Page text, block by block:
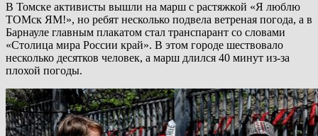
В Томске активисты вышли на марш с растяжкой «Я люблю
ТОМск ЯМ!», но ребят несколько подвела ветреная погода, а в
Барнауле главным плакатом стал транспарант со словами
«Столица мира России край». В этом городе шествовало
несколько десятков человек, а марш длился 40 минут из-за
плохой погоды.